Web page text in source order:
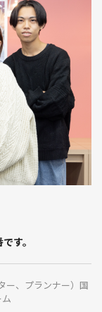
す。
ー、プランナー）国